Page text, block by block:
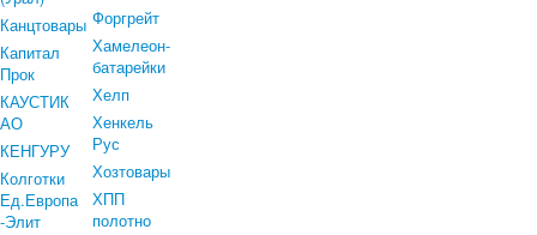
Канцтовары
Капитал
Прок
КАУСТИК
АО
КЕНГУРУ
Колготки
Ед.Европа
-Элит
Форгрейт
Хамелеон-
батарейки
Хелп
Хенкель
Рус
Хозтовары
ХПП
полотно